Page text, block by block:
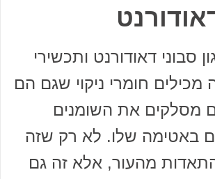
סבוני דאודורנט ותכשירי
חומרי ניקוי שגם הם
מסלקים את השומנים
באטימה שלו. לא רק שזה
מהעור, אלא זה גם